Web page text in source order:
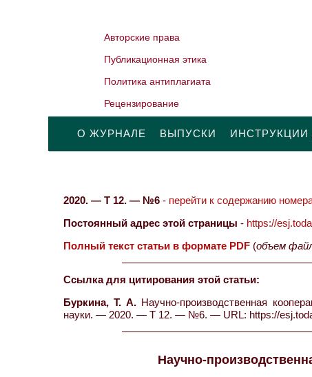
Авторские права
Публикационная этика
Политика антиплагиата
Рецензирование
О ЖУРНАЛЕ ВЫПУСКИ ИНСТРУКЦИИ
2020. — Т 12. — №6 - перейти к содержанию
Постоянный адрес этой страницы - https://
Полный текст статьи в формате PDF (объем
Ссылка для цитирования этой статьи:
Буркина, Т. А. Научно-производственная
науки. — 2020. — Т 12. — №6. — URL: https://
Научно-